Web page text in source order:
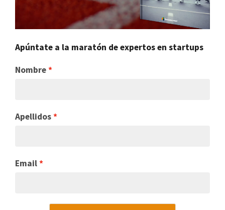
Apúntate a la maratón de expertos en startups
Nombre
Apellidos
Email